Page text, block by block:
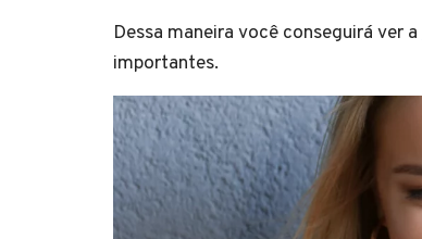
Dessa maneira você conseguirá ver a
importantes.